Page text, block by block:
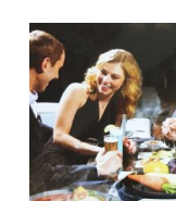
3 phân loại có sẵn